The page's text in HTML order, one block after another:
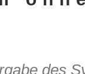
des